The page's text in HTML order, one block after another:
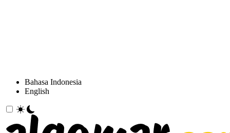
Bahasa Indonesia
English